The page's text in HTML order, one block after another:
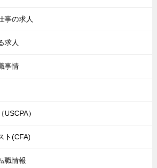
事の求人
求人
事情
）
ト(CFA)
職情報